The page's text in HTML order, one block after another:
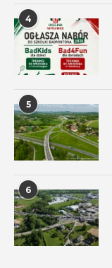
4
5
6